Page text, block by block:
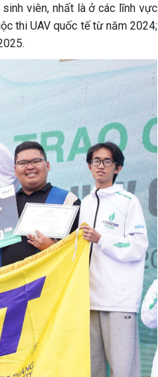
viên, nhất là ở các lĩnh vực
thi UAV quốc tế từ năm 2024;